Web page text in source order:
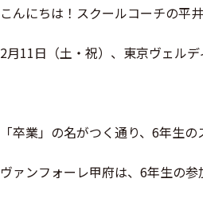
こんにちは！スクールコーチの平
2月11日（土・祝）、東京ヴェル
「卒業」の名がつく通り、6年生
ヴァンフォーレ甲府は、6年生の